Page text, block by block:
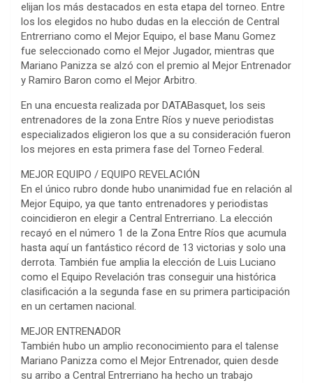
elijan los más destacados en esta etapa del torneo. Entre
los los elegidos no hubo dudas en la elección de Central
Entrerriano como el Mejor Equipo, el base Manu Gomez
fue seleccionado como el Mejor Jugador, mientras que
Mariano Panizza se alzó con el premio al Mejor Entrenador
y Ramiro Baron como el Mejor Arbitro.
En una encuesta realizada por DATABasquet, los seis
entrenadores de la zona Entre Ríos y nueve periodistas
especializados eligieron los que a su consideración fueron
los mejores en esta primera fase del Torneo Federal.
MEJOR EQUIPO / EQUIPO REVELACIÓN
En el único rubro donde hubo unanimidad fue en relación al
Mejor Equipo, ya que tanto entrenadores y periodistas
coincidieron en elegir a Central Entrerriano. La elección
recayó en el número 1 de la Zona Entre Ríos que acumula
hasta aquí un fantástico récord de 13 victorias y solo una
derrota. También fue amplia la elección de Luis Luciano
como el Equipo Revelación tras conseguir una histórica
clasificación a la segunda fase en su primera participación
en un certamen nacional.
MEJOR ENTRENADOR
También hubo un amplio reconocimiento para el talense
Mariano Panizza como el Mejor Entrenador, quien desde
su arribo a Central Entrerriano ha hecho un trabajo